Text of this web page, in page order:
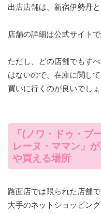
出店店舗は、新宿伊勢丹
店舗の詳細は公式サイト
ただし、どの店舗でもす
はないので、在庫に関し
買いに行くのが良いでしょ
「(ノワ・ドゥ・ブ
レーヌ・ママン」
や買える場所
路面店では限られた店舗
大手のネットショッピン